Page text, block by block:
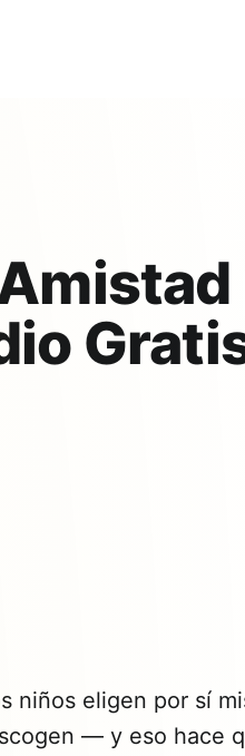
niños eligen por sí
— y eso hace